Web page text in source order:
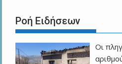
Ροή Ειδήσεων
Οι